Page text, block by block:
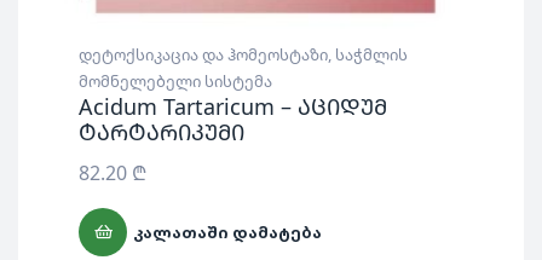
დეტოქსიკაცია და ჰომეოსტაზი, საჭმლის
მომნელებელი სისტემა
Acidum Tartaricum – აციდუმ
ტარტარიკუმი
82.20 ₾
ᲙᲐᲚᲐᲗᲐᲨᲘ ᲓᲐᲛᲐᲢᲔᲑᲐ